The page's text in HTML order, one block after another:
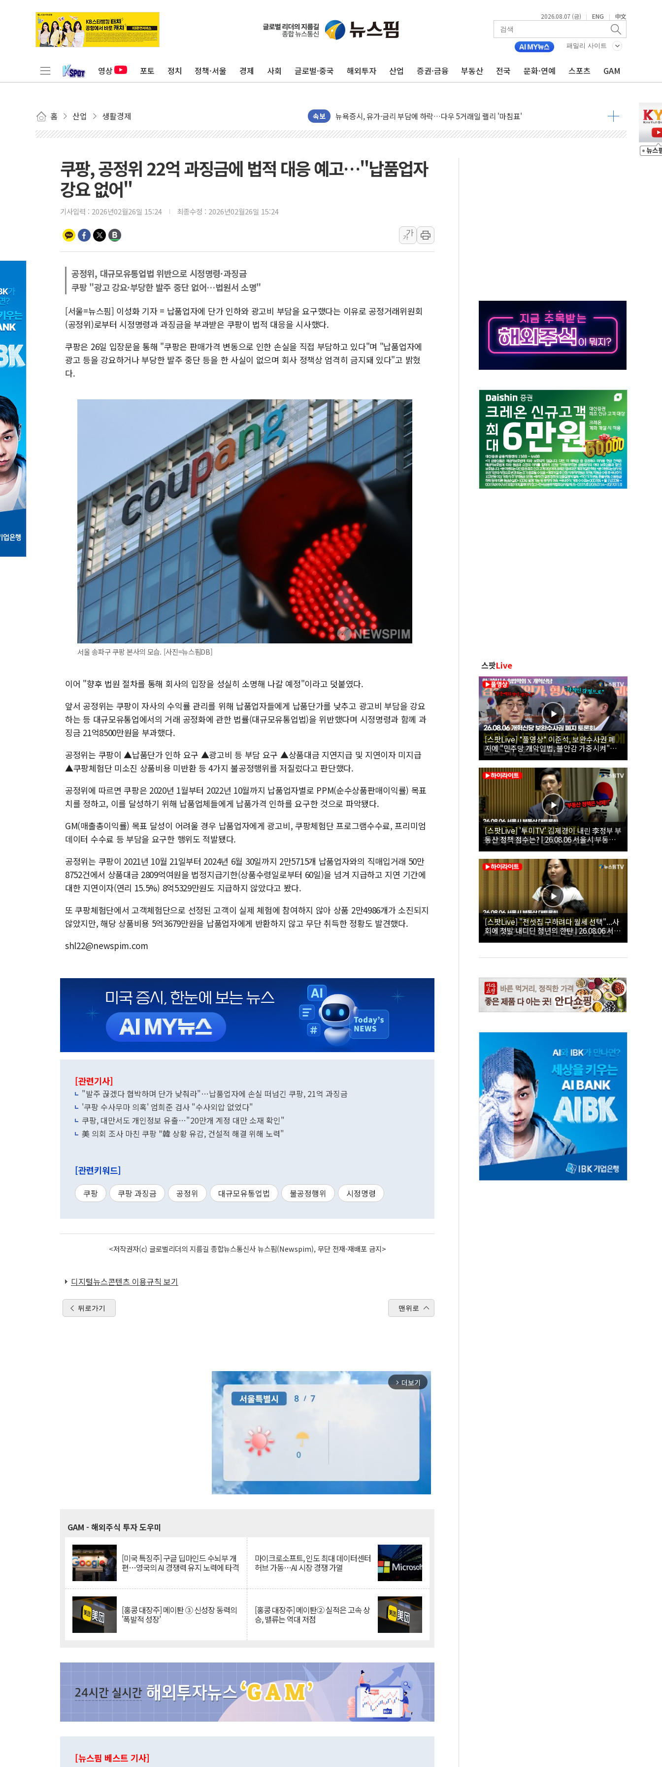
2026.08.07 (금) | ENG | 中文
패밀리 사이트
영상 포토 정치 정책·서울 경제 사회 글로벌·중국 해외투자 산업 증권·금융 부동산 전국 문화·연예 스포츠 GAM
홈 산업 생활경제 속보
트럼프, '원정출산 시민권 차단' 행정명령 서명…출생시민권 제한 재시동
트럼프 "이란전 조만간 끝날 것"…군수품 부족설 일축 "막대한 무기 보유"
"세금 부담 덜자"…비거주 1주택자 귀환 조짐에 전월세시장 '긴장'
세금 부담 커진 고가 1주택자…맞교환·재매수·다운사이징 '저울질'
뉴욕증시, 유가·금리 부담에 하락…다우 5거래일 랠리 '마침표'
이란, 오만과 호르무즈 해협 재개방 합의 막바지.."美와 직접 협상 없어"
李대통령, 오늘 부동산 정책 점검 2차 회의…주택 공급 대책 막바지 조율할 듯
[오늘의 정치일정] 8월 7일(금)
리투아니아 국방 "러, 우크라 드론으로 나토 회원국 공격 검토… 거짓 깃발 작전"
구광모, 내주 실리콘밸리서 젠슨 황 재회…로봇·AI 데이터센터·모빌리티 구체화
청와대, 북한 단거리 탄도미사일 발사에 긴급 안보 점검회의
쿠팡, 공정위 22억 과징금에 법적 대응 예고…"납품업자
강요 없어"
기사입력 : 2026년02월26일 15:24 최종수정 : 2026년02월26일 15:24
가
가
공정위, 대규모유통업법 위반으로 시정명령·과징금
쿠팡 "광고 강요·부당한 발주 중단 없어…법원서 소명"
[서울=뉴스핌] 이성화 기자 = 납품업자에 단가 인하와 광고비 부담을 요구했다는 이유로 공정거래위원회
(공정위)로부터 시정명령과 과징금을 부과받은 쿠팡이 법적 대응을 시사했다.
쿠팡은 26일 입장문을 통해 "쿠팡은 판매가격 변동으로 인한 손실을 직접 부담하고 있다"며 "납품업자에
광고 등을 강요하거나 부당한 발주 중단 등을 한 사실이 없으며 회사 정책상 엄격히 금지돼 있다"고 밝혔
다.
서울 송파구 쿠팡 본사의 모습. [사진=뉴스핌DB]
이어 "향후 법원 절차를 통해 회사의 입장을 성실히 소명해 나갈 예정"이라고 덧붙였다.
앞서 공정위는 쿠팡이 자사의 수익률 관리를 위해 납품업자들에게 납품단가를 낮추고 광고비 부담을 강요
하는 등 대규모유통업에서의 거래 공정화에 관한 법률(대규모유통업법)을 위반했다며 시정명령과 함께 과
징금 21억8500만원을 부과했다.
공정위는 쿠팡이 ▲납품단가 인하 요구 ▲광고비 등 부담 요구 ▲상품대금 지연지급 및 지연이자 미지급
▲쿠팡체험단 미소진 상품비용 미반환 등 4가지 불공정행위를 저질렀다고 판단했다.
공정위에 따르면 쿠팡은 2020년 1월부터 2022년 10월까지 납품업자별로 PPM(순수상품판매이익률) 목표
치를 정하고, 이를 달성하기 위해 납품업체들에게 납품가격 인하를 요구한 것으로 파악됐다.
GM(매출총이익률) 목표 달성이 어려울 경우 납품업자에게 광고비, 쿠팡체험단 프로그램수수료, 프리미엄
데이터 수수료 등 부담을 요구한 행위도 적발됐다.
공정위는 쿠팡이 2021년 10월 21일부터 2024년 6월 30일까지 2만5715개 납품업자와의 직매입거래 50만
8752건에서 상품대금 2809억여원을 법정지급기한(상품수령일로부터 60일)을 넘겨 지급하고 지연 기간에
대한 지연이자(연리 15.5%) 8억5329만원도 지급하지 않았다고 봤다.
또 쿠팡체험단에서 고객체험단으로 선정된 고객이 실제 체험에 참여하지 않아 상품 2만4986개가 소진되지
않았지만, 해당 상품비용 5억3679만원을 납품업자에게 반환하지 않고 무단 취득한 정황도 발견했다.
shl22@newspim.com
[관련기사]
"발주 끊겠다 협박하며 단가 낮춰라"…납품업자에 손실 떠넘긴 쿠팡, 21억 과징금
'쿠팡 수사무마 의혹' 엄희준 검사 "수사외압 없었다"
쿠팡, 대만서도 개인정보 유출…"20만개 계정 대만 소재 확인"
美 의회 조사 마친 쿠팡 "韓 상황 유감, 건설적 해결 위해 노력"
[관련키워드]
쿠팡 쿠팡 과징금 공정위 대규모유통업법 불공정행위 시정명령
<저작권자(c) 글로벌리더의 지름길 종합뉴스통신사 뉴스핌(Newspim), 무단 전재-재배포 금지>
디지털뉴스콘텐츠 이용규칙 보기
뒤로가기 맨위로
arrow_forward_ios 더보기
GAM - 해외주식 투자 도우미
[미국 특징주] 구글 딥마인드 수뇌부 개
편…영국의 AI 경쟁력 유지 노력에 타격
마이크로소프트, 인도 최대 데이터센터
허브 가동…AI 시장 경쟁 가열
[홍콩 대장주] 메이퇀 ③ 신성장 동력의
'폭발적 성장'
[홍콩 대장주] 메이퇀② 실적은 고속 상
승, 밸류는 역대 저점
[뉴스핌 베스트 기사]
스팟Live
[스팟Live] *풀영상* 이준석, 보완수사권 폐
지에 "민주당 개악입법, 불안감 가중시켜"｜
26.08.06 개혁신당 보완수사권 폐지 토론회
[스팟Live] '투미TV' 김제경이 내린 李정부 부
동산 정책 점수는? | 26.08.06 서울시 부동산
대토론회
[스팟Live] "전셋집 구하려다 월세 선택"...사
회에 첫발 내디딘 청년의 한탄 | 26.08.06 서울
시 부동산 대토론회